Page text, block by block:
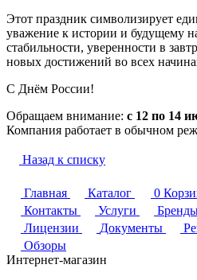
Этот праздник символизирует
уважение к истории и будущему
стабильности, уверенности в
новых достижений во всех
С Днём России!
Обращаем внимание: с 12 по 14
Компания работает в обычном
Назад к списку
Главная Каталог 0
Контакты
Услуги
Лицензии
Документы
Обзоры
Интернет-магазин